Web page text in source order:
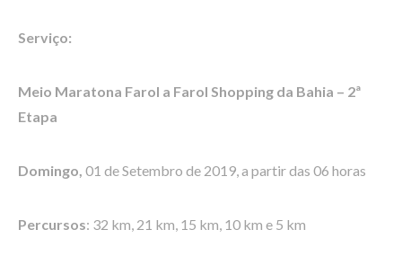
Serviço:
Meio Maratona Farol a Farol Shopping da Bahia – 2ª
Etapa
Domingo, 01 de Setembro de 2019, a partir das 06 horas
Percursos: 32 km, 21 km, 15 km, 10 km e 5 km